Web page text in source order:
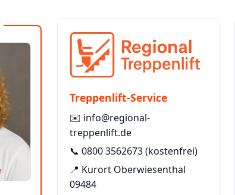
Treppenlift-Service
✉️ info@regional-
treppenlift.de
📞 0800 3562673(kostenfrei)
📍 Kurort Oberwiesenthal
09484